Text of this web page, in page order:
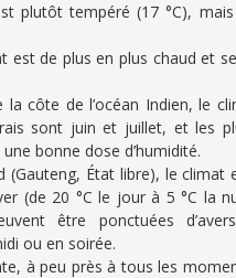
plutôt tempéré (17 °C),
est de plus en plus chaud et
côte de l’océan Indien, le
sont juin et juillet, et les
bonne dose d’humidité.
(Gauteng, État libre), le climat
(de 20 °C le jour à 5 °C la
être ponctuées
ou en soirée.
à peu près à tous les